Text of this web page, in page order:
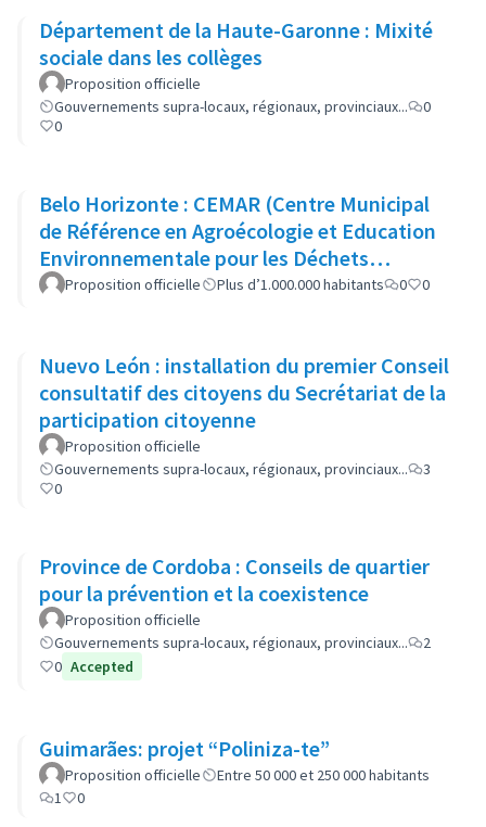
Département de la Haute-Garonne : Mixité
sociale dans les collèges
Proposition officielle
Gouvernements supra-locaux, régionaux, provinciaux...
0
0
Belo Horizonte : CEMAR (Centre Municipal
de Référence en Agroécologie et Education
Environnementale pour les Déchets
Organiques)
Proposition officielle Plus d’1.000.000 habitants 0 0
Nuevo León : installation du premier Conseil
consultatif des citoyens du Secrétariat de la
participation citoyenne
Proposition officielle
Gouvernements supra-locaux, régionaux, provinciaux...
3
0
Province de Cordoba : Conseils de quartier
pour la prévention et la coexistence
Proposition officielle
Gouvernements supra-locaux, régionaux, provinciaux...
2
0 Accepted
Guimarães: projet “Poliniza-te”
Proposition officielle
Entre 50 000 et 250 000 habitants
1
0